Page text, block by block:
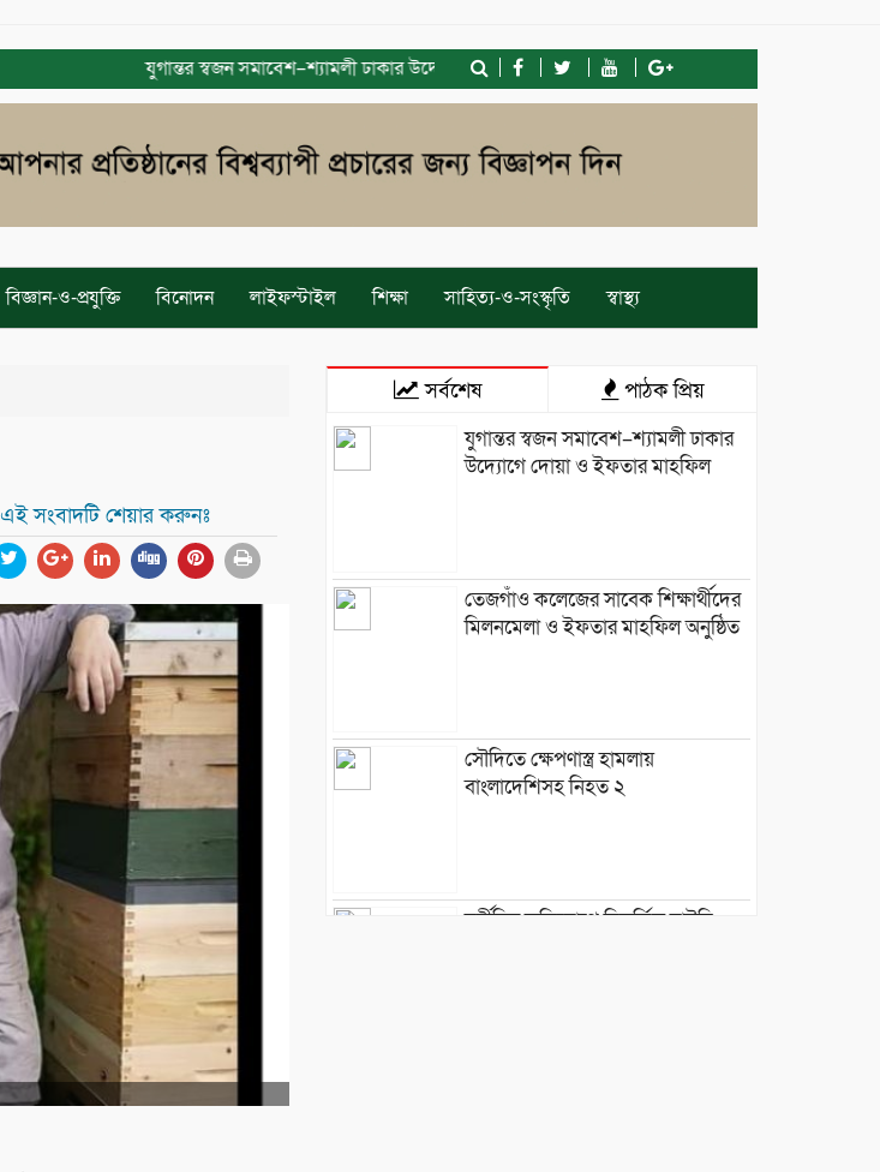
যুগান্তর স্বজন সমাবেশ–শ্যামলী ঢাকার উদ্যোগে দোয়া ও ইফতার মাহফিল তেজগাঁও কলেজের সাবেক
বিজ্ঞান-ও-প্রযুক্তি বিনোদন লাইফস্টাইল শিক্ষা সাহিত্য-ও-সংস্কৃতি স্বাস্থ্য
এই সংবাদটি শেয়ার করুনঃ
সর্বশেষ পাঠক প্রিয়
যুগান্তর স্বজন সমাবেশ–শ্যামলী ঢাকার
উদ্যোগে দোয়া ও ইফতার মাহফিল
তেজগাঁও কলেজের সাবেক শিক্ষার্থীদের
মিলনমেলা ও ইফতার মাহফিল অনুষ্ঠিত
সৌদিতে ক্ষেপণাস্ত্র হামলায়
বাংলাদেশিসহ নিহত ২
দুর্নীতির অভিযোগে বিতর্কিত বাউবি: